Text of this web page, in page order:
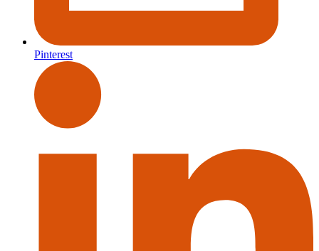
Pinterest